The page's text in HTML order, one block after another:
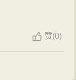
赞(0)